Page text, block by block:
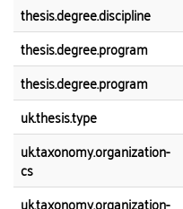
thesis.degree.discipline
thesis.degree.program
thesis.degree.program
uk.thesis.type
uk.taxonomy.organization-
cs
uk.taxonomy.organization-